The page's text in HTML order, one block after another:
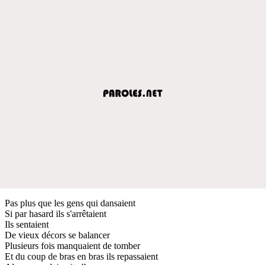
Pas plus que les gens qui dansaient
Si par hasard ils s'arrêtaient
Ils sentaient
De vieux décors se balancer
Plusieurs fois manquaient de tomber
Et du coup de bras en bras ils repassaient